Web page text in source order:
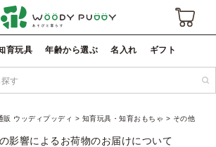
育玩具 年齢から選ぶ 名入れ ギフト
販 ウッディプッディ 知育玩具・知育おもちゃ その他
影響によるお荷物のお届けについて